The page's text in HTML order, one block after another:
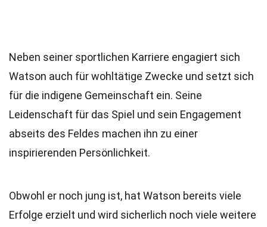
Neben seiner sportlichen Karriere engagiert sich
Watson auch für wohltätige Zwecke und setzt sich
für die indigene Gemeinschaft ein. Seine
Leidenschaft für das Spiel und sein Engagement
abseits des Feldes machen ihn zu einer
inspirierenden Persönlichkeit.
Obwohl er noch jung ist, hat Watson bereits viele
Erfolge erzielt und wird sicherlich noch viele weitere